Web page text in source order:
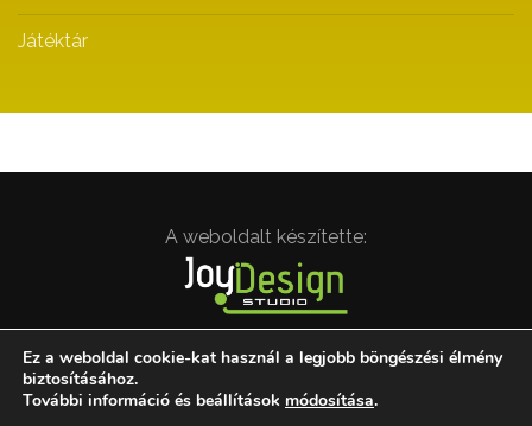
Játéktár
A weboldalt készítette:
Minden jog fenntartva. © Magyar Drámapedagógiai
Ez a weboldal cookie-kat használ a legjobb böngészési élmény
biztosításához.
További információ és beállítások módosítása.